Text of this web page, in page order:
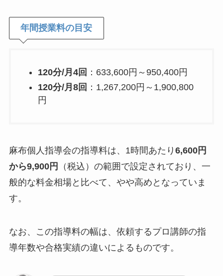
年間授業料の目安
120分/月4回 ：633,600円～950,400円
120分/月8回 ：1,267,200円～1,900,800
円
麻布個人指導会の指導料は、1時間あたり 6,600円
から9,900円
（税込）の範囲で設定されており、一
般的な料金相場と比べて、やや高めとなっていま
す。
なお、この指導料の幅は、依頼するプロ講師の指
導年数や合格実績の違いによるものです。